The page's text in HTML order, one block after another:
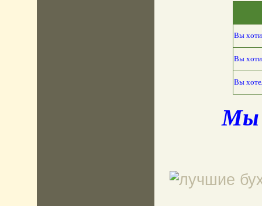
Вы
Вы
Вы
Мы